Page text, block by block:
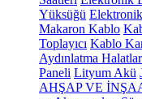
Yüksüğü
Makaron Kablo
Toplayıcı Kablo
Aydınlatma
Paneli Lityum Akü
AHŞAP VE